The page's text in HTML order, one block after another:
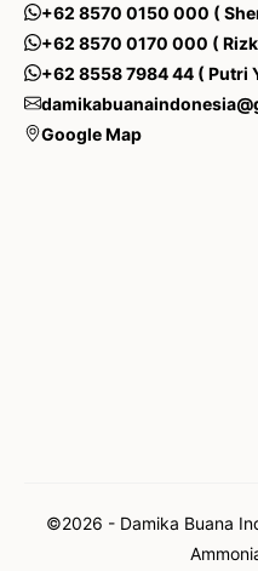
+62 8570 0150 000 (
+62 8570 0170 000 (
+62 8558 7984 44 ( Putri
Google Map
©2026 - Damika Buana